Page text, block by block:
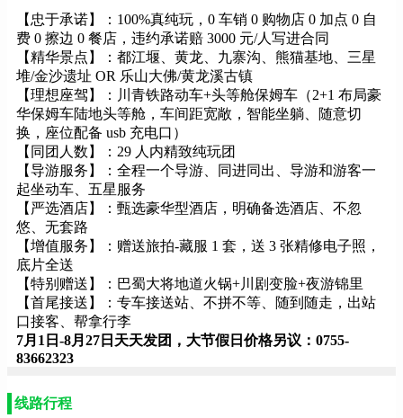
【忠于承诺】：100%真纯玩，0 车销 0 购物店 0 加点 0 自
费 0 擦边 0 餐店，违约承诺赔 3000 元/人写进合同
【精华景点】：都江堰、黄龙、九寨沟、熊猫基地、三星
堆/金沙遗址 OR 乐山大佛/黄龙溪古镇
【理想座驾】：川青铁路动车+头等舱保姆车（2+1 布局豪
华保姆车陆地头等舱，车间距宽敞，智能坐躺、随意切
换，座位配备 usb 充电口）
【同团人数】：29 人内精致纯玩团
【导游服务】：全程一个导游、同进同出、导游和游客一
起坐动车、五星服务
【严选酒店】：甄选豪华型酒店，明确备选酒店、不忽
悠、无套路
【增值服务】：赠送旅拍-藏服 1 套，送 3 张精修电子照，
底片全送
【特别赠送】：巴蜀大将地道火锅+川剧变脸+夜游锦里
【首尾接送】：专车接送站、不拼不等、随到随走，出站
口接客、帮拿行李
7月1日-8月27日天天发团，大节假日价格另议：0755-
83662323
线路行程